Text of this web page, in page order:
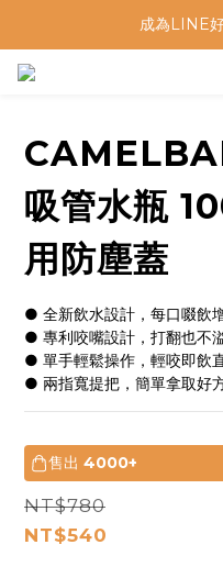
成為LINE
吸管水瓶
用防塵蓋
● 全新飲水設計，每口啜飲
● 專利咬嘴設計，打翻也不
● 單手輕鬆操作，輕咬即飲
● 兩指寬提把，簡單拿取好
售出 4000+
NT$780
NT$540